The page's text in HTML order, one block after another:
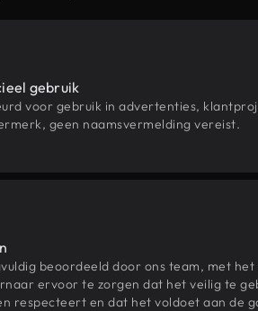
gebruik
voor gebruik in advertenties,
geen naamsvermelding vereist.
beoordeeld door ons team, met het
ervoor te zorgen dat het veilig te
respecteert en dat het voldoet aan de